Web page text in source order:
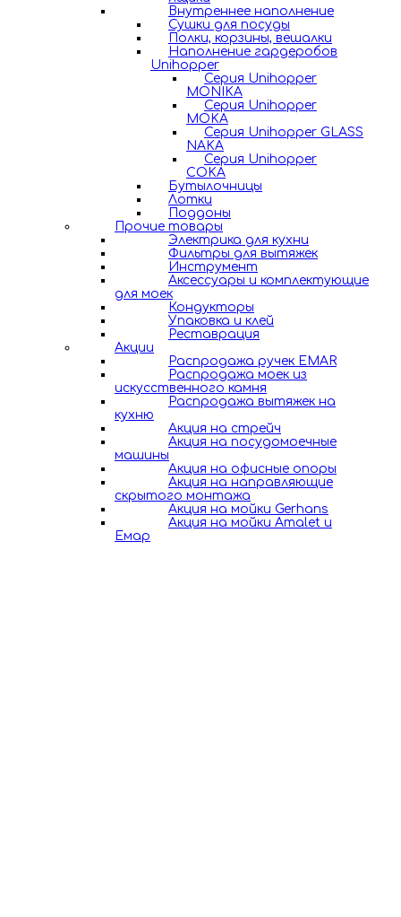
Внутреннее наполнение
Сушки для посуды
Полки, корзины, вешалки
Наполнение гардеробов
Unihopper
Серия Unihopper
MONIKA
Серия Unihopper
MOKA
Серия Unihopper GLASS
NAKA
Серия Unihopper
COKA
Бутылочницы
Лотки
Поддоны
Прочие товары
Электрика для кухни
Фильтры для вытяжек
Инструмент
Аксессуары и комплектующие
для моек
Кондукторы
Упаковка и клей
Реставрация
Акции
Распродажа ручек EMAR
Распродажа моек из
искусственного камня
Распродажа вытяжек на
кухню
Акция на стрейч
Акция на посудомоечные
машины
Акция на офисные опоры
Акция на направляющие
скрытого монтажа
Акция на мойки Gerhans
Акция на мойки Amalet и
Емар